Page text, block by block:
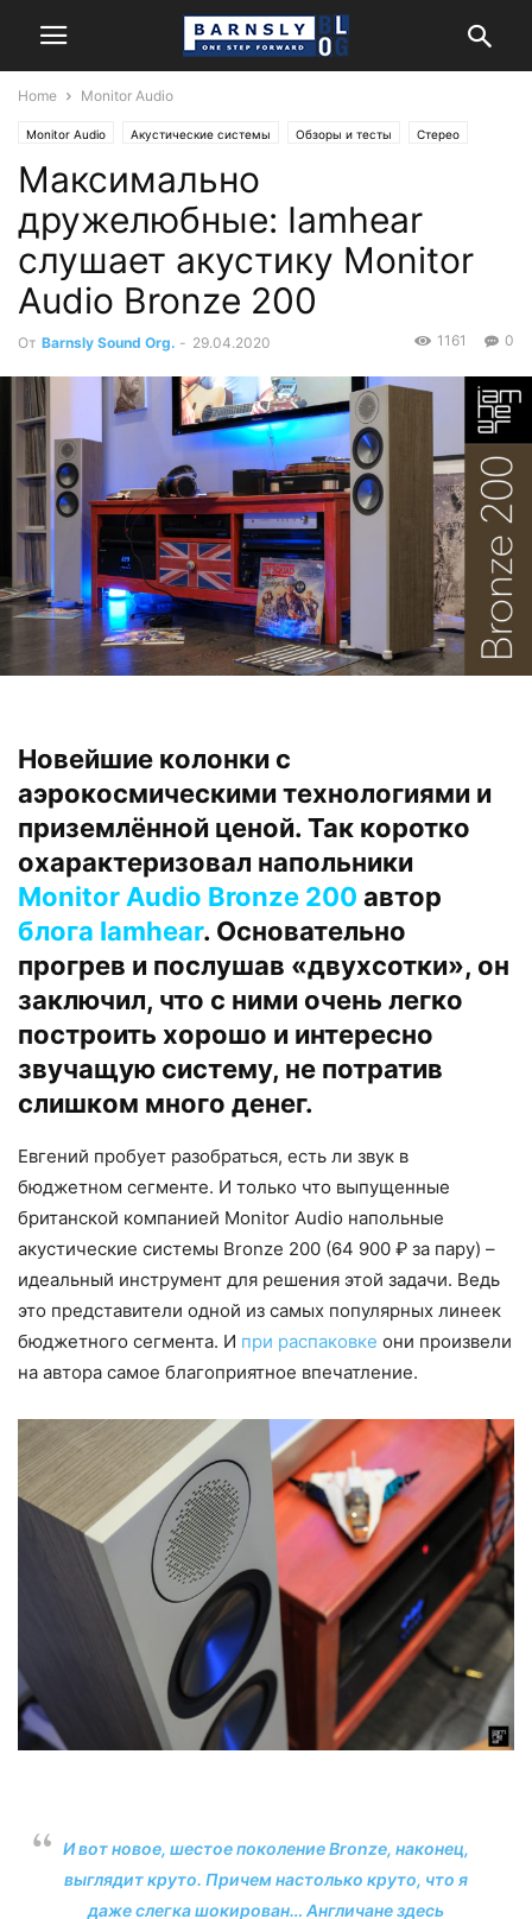
Home Monitor Audio
Monitor Audio Акустические системы Обзоры и тесты Стерео
Максимально
дружелюбные: Iamhear
слушает акустику Monitor
Audio Bronze 200
От Barnsly Sound Org. - 29.04.2020 0
1161
Новейшие колонки с
аэрокосмическими технологиями и
приземлённой ценой. Так коротко
охарактеризовал напольники
Monitor Audio Bronze 200 автор
блога Iamhear. Основательно
прогрев и послушав «двухсотки», он
заключил, что с ними очень легко
построить хорошо и интересно
звучащую систему, не потратив
слишком много денег.
Евгений пробует разобраться, есть ли звук в
бюджетном сегменте. И только что выпущенные
британской компанией Monitor Audio напольные
акустические системы Bronze 200 (64 900 ₽ за пару) –
идеальный инструмент для решения этой задачи. Ведь
это представители одной из самых популярных линеек
бюджетного сегмента. И при распаковке они произвели
на автора самое благоприятное впечатление.
И вот новое, шестое поколение Bronze, наконец,
выглядит круто. Причем настолько круто, что я
даже слегка шокирован… Англичане здесь